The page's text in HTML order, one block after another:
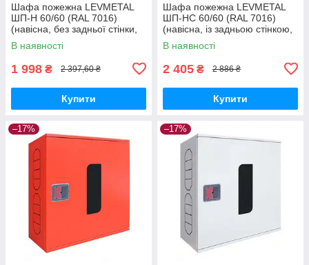
Шафа пожежна LEVMETAL
ШП-Н 60/60 (RAL 7016)
(навісна, без задньої стінки,
антрацит, 600х600х230 мм)
В наявності
1 998 ₴ 2 397,60 ₴
Купити
Шафа пожежна LEVMETAL
ШП-НС 60/60 (RAL 7016)
(навісна, із задньою стінкою,
антрацит, 600х600х230 мм)
В наявності
2 405 ₴ 2 886 ₴
Купити
–17% –17%